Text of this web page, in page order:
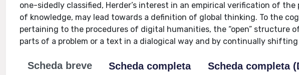
one-sidedly classified, Herder’s interest in an empirical verification of
of knowledge, may lead towards a definition of global thinking. To the
pertaining to the procedures of digital humanities, the “open” structure
parts of a problem or a text in a dialogical way and by continually
Scheda breve Scheda completa Scheda completa